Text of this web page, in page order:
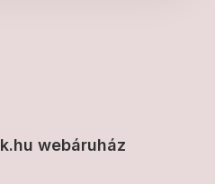
webáruház